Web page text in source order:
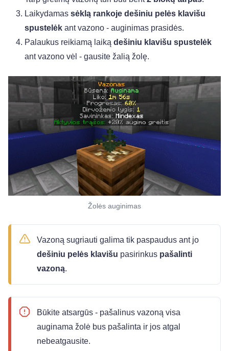
Laikydamas sėklą rankoje dešiniu pelės klavišu
spustelėk ant vazono - auginimas prasidės.
Palaukus reikiamą laiką dešiniu klavišu spustelėk
ant vazono vėl - gausite žalią žolę.
Žolės auginimas
Vazoną sugriauti galima tik paspaudus ant jo
dešiniu pelės klavišu pasirinkus pašalinti
vazoną.
Būkite atsargūs - pašalinus vazoną visa
auginama žolė bus pašalinta ir jos atgal
nebeatgausite.